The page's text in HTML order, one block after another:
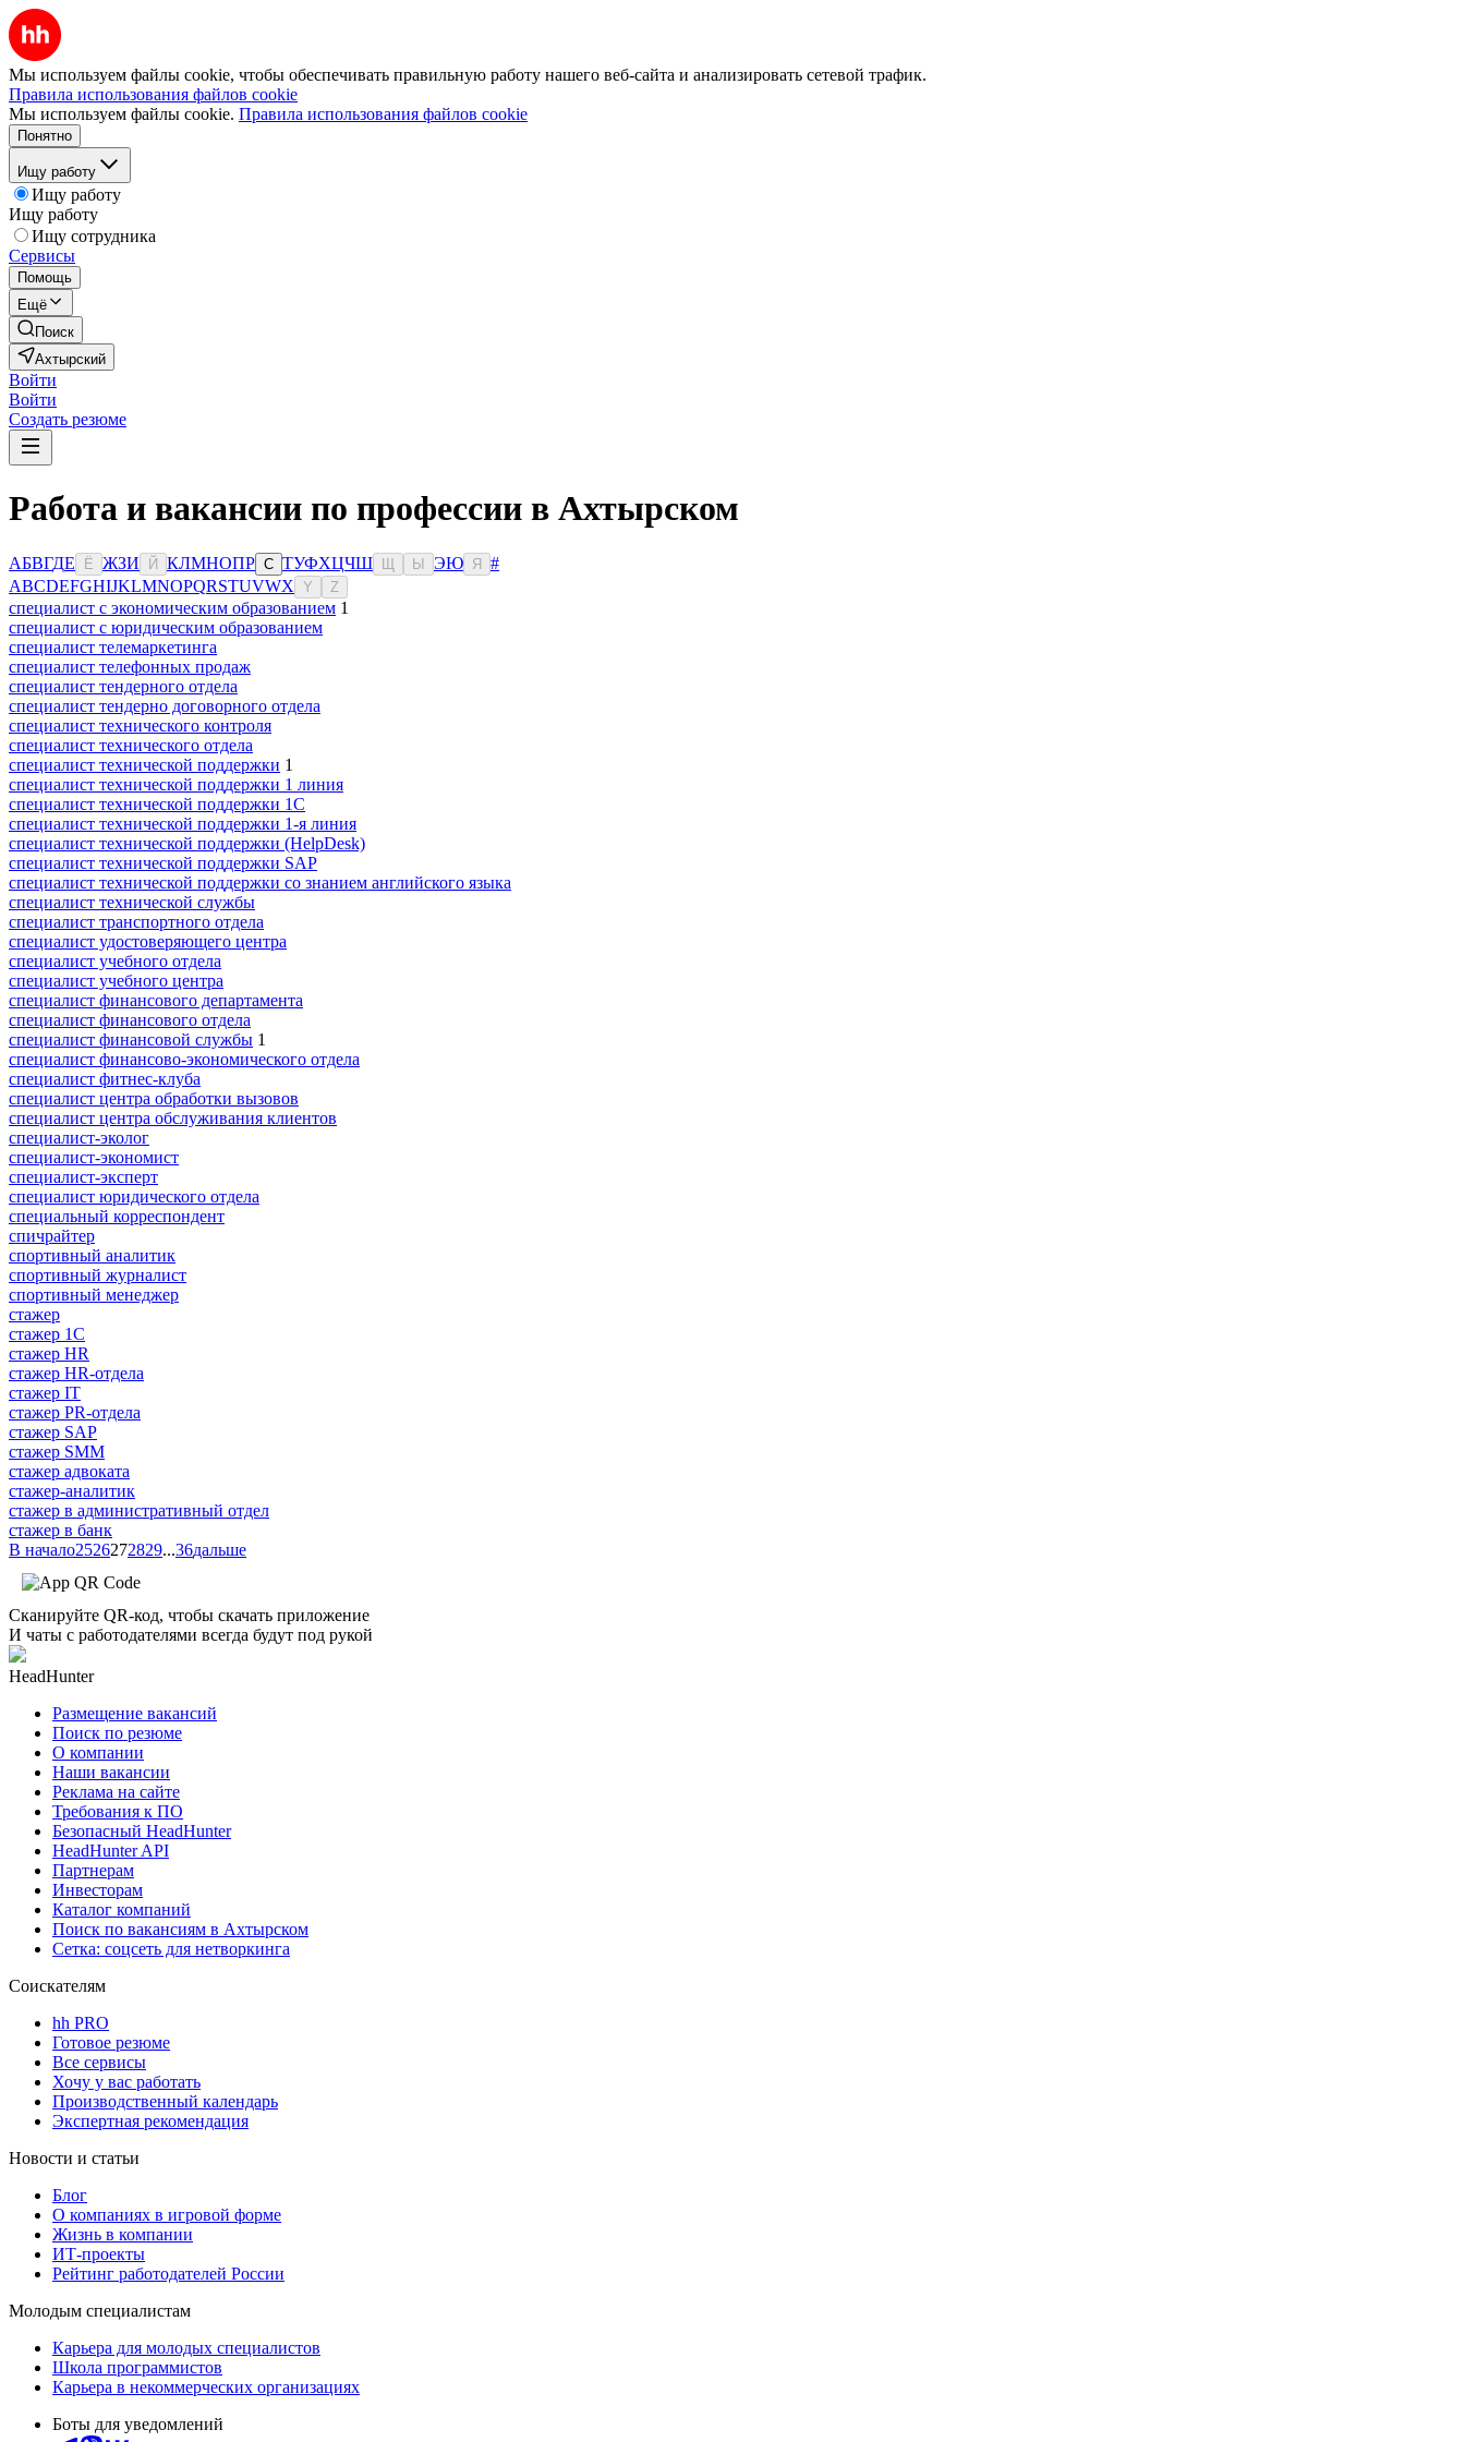
Мы используем файлы cookie, чтобы обеспечивать правильную работу нашего веб-сайта и анализировать сетевой трафик.
Правила использования файлов cookie
Мы используем файлы cookie. Правила использования файлов cookie
Понятно
Ищу работу
Ищу работу
Ищу работу
Ищу сотрудника
Сервисы
Помощь
Ещё
Поиск
Ахтырский
Войти
Войти
Создать резюме
Работа и вакансии по профессии в Ахтырском
АБВГДЕ Ё ЖЗИ Й КЛМНОПР С ТУФХЦЧШ Ы ЭЮ Я
#
ABCDEFGHIJKLMNOPQRSTUVWX Y Z
специалист с экономическим образованием 1
специалист с юридическим образованием
специалист телемаркетинга
специалист телефонных продаж
специалист тендерного отдела
специалист тендерно договорного отдела
специалист технического контроля
специалист технического отдела
специалист технической поддержки 1
специалист технической поддержки 1 линия
специалист технической поддержки 1С
специалист технической поддержки 1-я линия
специалист технической поддержки (HelpDesk)
специалист технической поддержки SAP
специалист технической поддержки со знанием английского языка
специалист технической службы
специалист транспортного отдела
специалист удостоверяющего центра
специалист учебного отдела
специалист учебного центра
специалист финансового департамента
специалист финансового отдела
специалист финансовой службы 1
специалист финансово-экономического отдела
специалист фитнес-клуба
специалист центра обработки вызовов
специалист центра обслуживания клиентов
специалист-эколог
специалист-экономист
специалист-эксперт
специалист юридического отдела
специальный корреспондент
спичрайтер
спортивный аналитик
спортивный журналист
спортивный менеджер
стажер
стажер 1С
стажер HR
стажер HR-отдела
стажер IT
стажер PR-отдела
стажер SAP
стажер SMM
стажер адвоката
стажер-аналитик
стажер в административный отдел
стажер в банк
В начало2526272829...36дальше
Сканируйте QR-код, чтобы скачать приложение
И чаты с работодателями всегда будут под рукой
HeadHunter
Размещение вакансий
Поиск по резюме
О компании
Наши вакансии
Реклама на сайте
Требования к ПО
Безопасный HeadHunter
HeadHunter API
Партнерам
Инвесторам
Каталог компаний
Поиск по вакансиям в Ахтырском
Сетка: соцсеть для нетворкинга
Соискателям
hh PRO
Готовое резюме
Все сервисы
Хочу у вас работать
Производственный календарь
Экспертная рекомендация
Новости и статьи
Блог
О компаниях в игровой форме
Жизнь в компании
ИТ-проекты
Рейтинг работодателей России
Молодым специалистам
Карьера для молодых специалистов
Школа программистов
Карьера в некоммерческих организациях
Боты для уведомлений